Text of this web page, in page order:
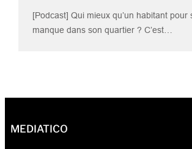
[Podcast] Qui mieux qu’un habitant pour
manque dans son quartier ? C’est…
MEDIATICO